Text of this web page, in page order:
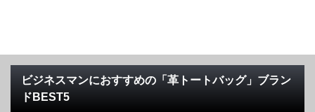
ビジネスマンにおすすめの「革トートバッグ」ブラン
ドBEST5